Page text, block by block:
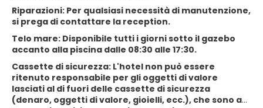
Riparazioni: Per qualsiasi necessità di manutenzione,
si prega di contattare la reception.
Telo mare: Disponibile tutti i giorni sotto il gazebo
accanto alla piscina dalle 08:30 alle 17:30.
Cassette di sicurezza: L'hotel non può essere
ritenuto responsabile per gli oggetti di valore
lasciati al di fuori delle cassette di sicurezza
(denaro, oggetti di valore, gioielli, ecc.), che sono a